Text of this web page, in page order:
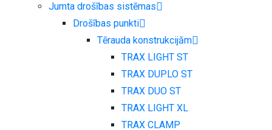
Jumta drošības sistēmas
Drošības punkti
Tērauda konstrukcijām
TRAX LIGHT ST
TRAX DUPLO ST
TRAX DUO ST
TRAX LIGHT XL
TRAX CLAMP